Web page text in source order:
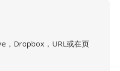
，Dropbox，URL或在页